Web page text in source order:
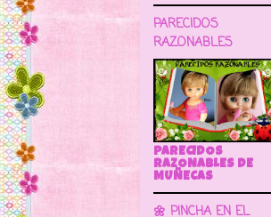
PARECIDOS
RAZONABLES
PARECIDOS
RAZONABLES DE
MUÑECAS
🌼 PINCHA EN EL